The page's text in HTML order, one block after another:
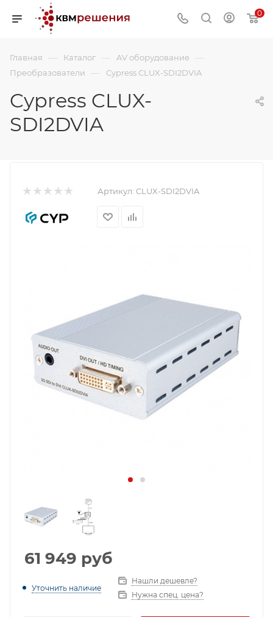
0
Главная — Каталог — AV оборудование —
Преобразователи — Cypress CLUX-SDI2DVIA
Cypress CLUX-
SDI2DVIA
Артикул: CLUX-SDI2DVIA
61 949 руб
Уточнить наличие
Нашли дешевле?
Нужна спец. цена?